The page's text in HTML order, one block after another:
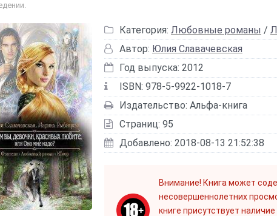
Категория: Любовные романы /
Автор: Юлия Славачевская
Год выпуска: 2012
ISBN: 978-5-9922-1018-7
Издательство: Альфа-книга
Страниц: 95
Добавлено: 2018-08-13 21:52:38
Внимание! Книга может
несовершеннолетних
книге присутствует